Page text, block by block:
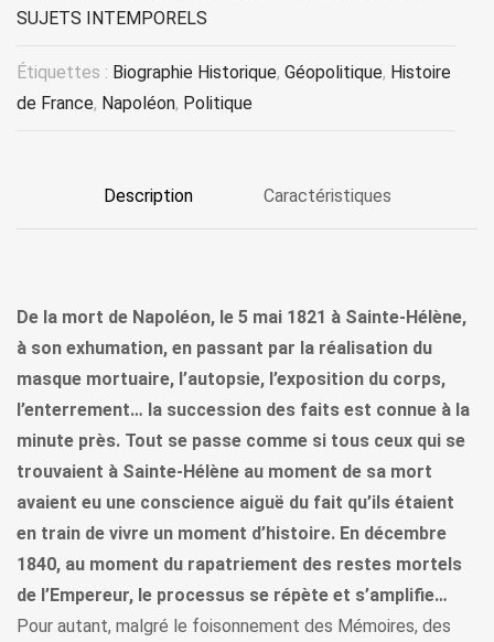
SUJETS INTEMPORELS
Étiquettes : Biographie Historique, Géopolitique, Histoire
de France, Napoléon, Politique
Description Caractéristiques
De la mort de Napoléon, le 5 mai 1821 à Sainte-Hélène,
à son exhumation, en passant par la réalisation du
masque mortuaire, l’autopsie, l’exposition du corps,
l’enterrement… la succession des faits est connue à la
minute près. Tout se passe comme si tous ceux qui se
trouvaient à Sainte-Hélène au moment de sa mort
avaient eu une conscience aiguë du fait qu’ils étaient
en train de vivre un moment d’histoire. En décembre
1840, au moment du rapatriement des restes mortels
de l’Empereur, le processus se répète et s’amplifie…
Pour autant, malgré le foisonnement des Mémoires, des